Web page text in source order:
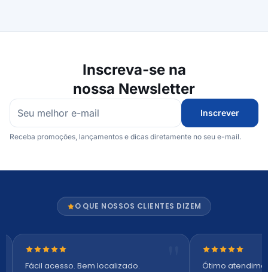
Inscreva-se na
nossa Newsletter
Inscrever
Receba promoções, lançamentos e dicas diretamente no seu e-mail.
O QUE NOSSOS CLIENTES DIZEM
Nota 5 de 5 estrelas
Fácil acesso. Bem localizado.
Nota 5 de 5
Ótimo